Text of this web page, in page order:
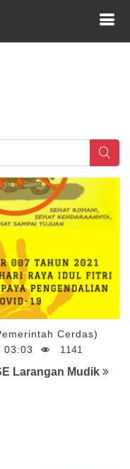
Cerdas)
03:03 1141
Larangan Mudik